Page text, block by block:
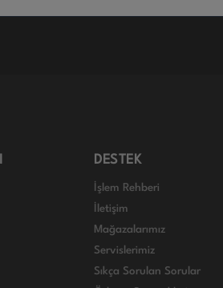
DESTEK
İşlem Rehberi
İletişim
Mağazalarımız
Servislerimiz
Sıkça Sorulan Sorular